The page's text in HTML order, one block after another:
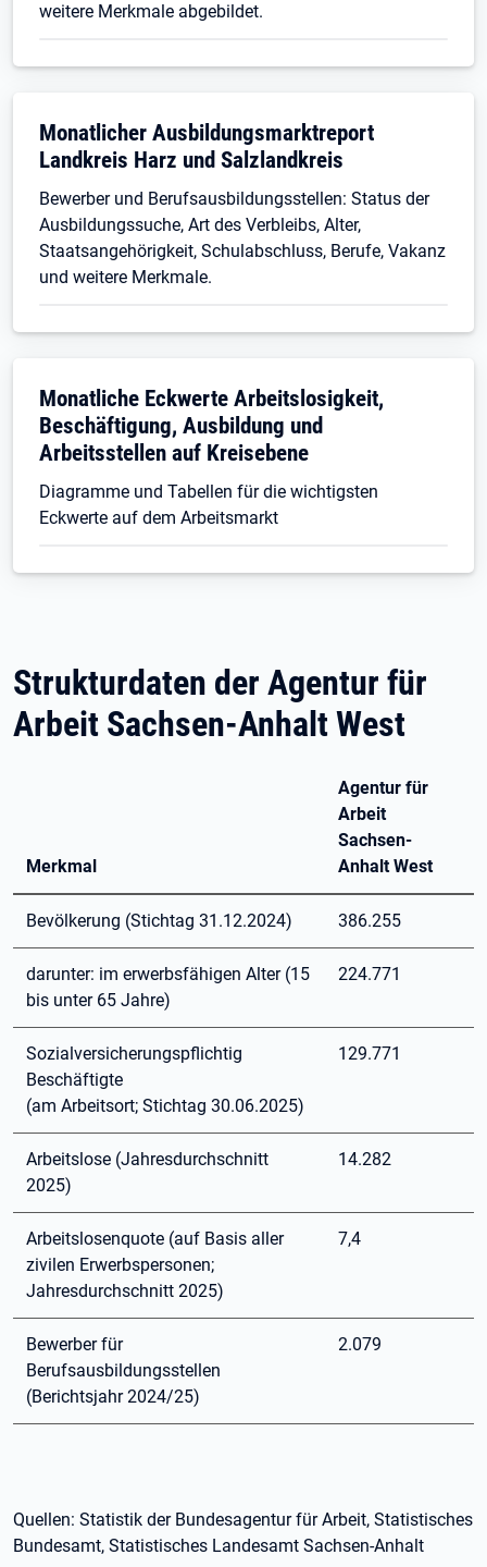
weitere Merkmale abgebildet.
Monatlicher Ausbildungsmarktreport
Landkreis Harz und Salzlandkreis
Bewerber und Berufsausbildungsstellen: Status der
Ausbildungssuche, Art des Verbleibs, Alter,
Staatsangehörigkeit, Schulabschluss, Berufe, Vakanz
und weitere Merkmale.
Monatliche Eckwerte Arbeitslosigkeit,
Beschäftigung, Ausbildung und
Arbeitsstellen auf Kreisebene
Diagramme und Tabellen für die wichtigsten
Eckwerte auf dem Arbeitsmarkt
Strukturdaten der Agentur für
Arbeit Sachsen-Anhalt West
Merkmal
Agentur für
Arbeit
Sachsen-
Anhalt West
Bevölkerung (Stichtag 31.12.2024) 386.255
darunter: im erwerbsfähigen Alter (15
bis unter 65 Jahre)
224.771
Sozialversicherungspflichtig
Beschäftigte
(am Arbeitsort; Stichtag 30.06.2025)
129.771
Arbeitslose (Jahresdurchschnitt
2025)
14.282
Arbeitslosenquote (auf Basis aller
zivilen Erwerbspersonen;
Jahresdurchschnitt 2025)
7,4
Bewerber für
Berufsausbildungsstellen
(Berichtsjahr 2024/25)
2.079
Quellen: Statistik der Bundesagentur für Arbeit, Statistisches
Bundesamt, Statistisches Landesamt Sachsen-Anhalt